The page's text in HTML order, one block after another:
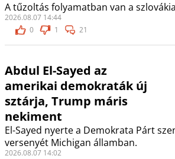
A tűzoltás folyamatban van a
2026.08.07 14:44
0
1 21
Abdul El-Sayed az
amerikai demokraták új
sztárja, Trump máris
nekiment
El-Sayed nyerte a Demokrata Párt
versenyét Michigan államban.
2026.08.07 14:02